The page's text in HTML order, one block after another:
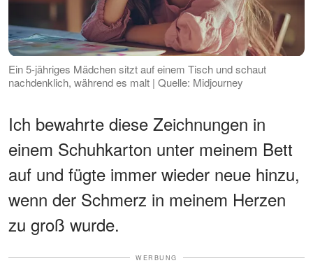
Ein 5-jähriges Mädchen sitzt auf einem Tisch und schaut
nachdenklich, während es malt | Quelle: Midjourney
Ich bewahrte diese Zeichnungen in
einem Schuhkarton unter meinem Bett
auf und fügte immer wieder neue hinzu,
wenn der Schmerz in meinem Herzen
zu groß wurde.
WERBUNG